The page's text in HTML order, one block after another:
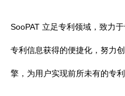
SooPAT 立足专利领域，致力
专利信息获得的便捷化，努力
擎，为用户实现前所未有的专利